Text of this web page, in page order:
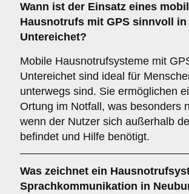
Wann ist der Einsatz eines
Hausnotrufs mit GPS sinnvoll in
Untereichet?
Mobile Hausnotrufsysteme mit
Untereichet sind ideal für
unterwegs sind. Sie ermöglichen
Ortung im Notfall, was besonders
wenn der Nutzer sich außerhalb
befindet und Hilfe benötigt.
Was zeichnet ein
Sprachkommunikation in